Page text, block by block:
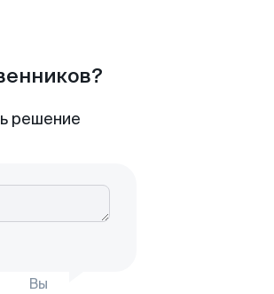
решение
Вы